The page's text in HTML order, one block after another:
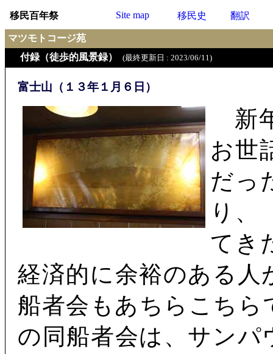
移民百年祭 Site map 移民史 翻訳
マツモトコージ苑
付録（徒歩的風景録）
(最終更新日 : 2023/06/11)
富士山（１３年１月６日）
新
お世
だっ
り、
てき
経済的に余裕のある人
船者会もあちらこちら
の同船者会は、サンパ